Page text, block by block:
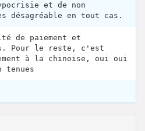
et de non
désagréable en tout cas.
de paiement et
Pour le reste, c'est
à la chinoise, oui oui
tenues